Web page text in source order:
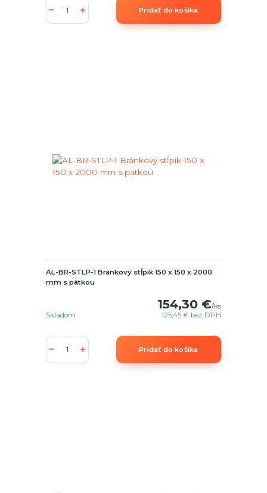
Pridať do košíka
AL-BR-STLP-1 Bránkový stĺpik 150 x 150 x 2000
mm s pätkou
154,30 €/ks
125,45 € bez DPH
Skladom
Pridať do košíka